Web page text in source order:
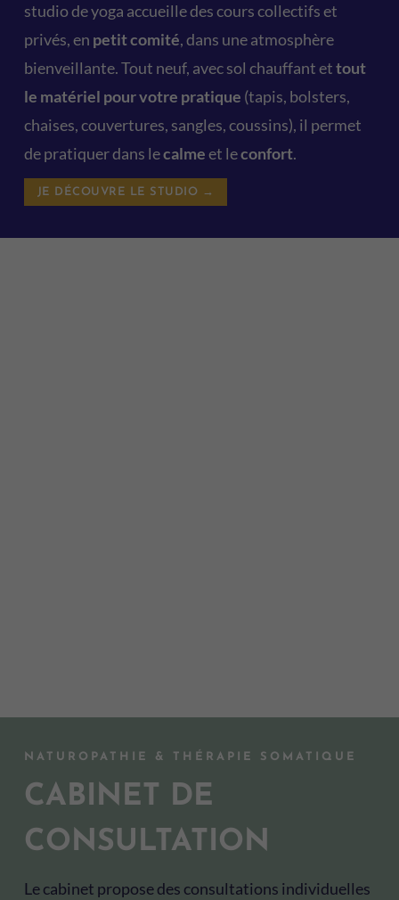
studio de yoga accueille des cours collectifs et
privés, en petit comité, dans une atmosphère
bienveillante. Tout neuf, avec sol chauffant ettout
le matériel pour votre pratique (tapis, bolsters,
chaises, couvertures, sangles, coussins), il permet
de pratiquer dans lecalmeet leconfort.
JE DÉCOUVRE LE STUDIO →
NATUROPATHIE & THÉRAPIE SOMATIQUE
CABINET DE
CONSULTATION
Le cabinet propose des consultations individuelles